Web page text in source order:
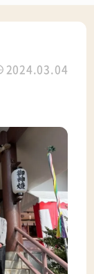
2024.03.04